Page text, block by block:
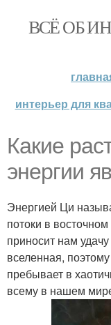
ВСЁ ОБ
интерьер для
Какие
энергии
Энергией Ци
потоки в
приносит нам
вселенная,
пребывает в
всему в нашем